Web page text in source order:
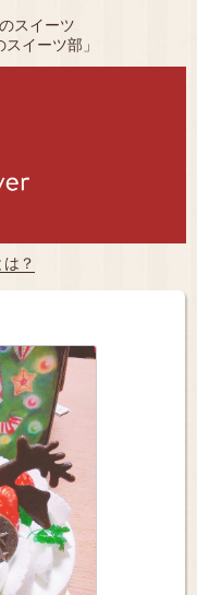
スイーツ
イーツ部」
？